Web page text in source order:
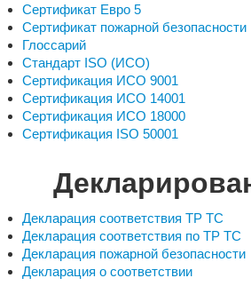
Сертификат Евро 5
Сертификат пожарной безопасности
Глоссарий
Стандарт ISO (ИСО)
Сертификация ИСО 9001
Сертификация ИСО 14001
Сертификация ИСО 18000
Сертификация ISO 50001
Декларация соответствия ТР ТС
Декларация соответствия по ТР ТС
Декларация пожарной безопасности
Декларация о соответствии